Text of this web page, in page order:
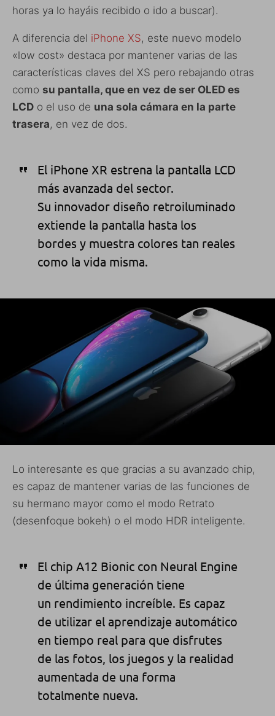
horas ya lo hayáis recibido o ido a buscar).
A diferencia del iPhone XS, este nuevo modelo
«low cost» destaca por mantener varias de las
características claves del XS pero rebajando otras
como su pantalla, que en vez de ser OLED es
LCD o el uso de una sola cámara en la parte
trasera, en vez de dos.
El iPhone XR estrena la pantalla LCD
más avanzada del sector.
Su innovador diseño retroiluminado
extiende la pantalla hasta los
bordes y muestra colores tan reales
como la vida misma.
Lo interesante es que gracias a su avanzado chip,
es capaz de mantener varias de las funciones de
su hermano mayor como el modo Retrato
(desenfoque bokeh) o el modo HDR inteligente.
El chip A12 Bionic con Neural Engine
de última generación tiene
un rendimiento increíble. Es capaz
de utilizar el aprendizaje automático
en tiempo real para que disfrutes
de las fotos, los juegos y la realidad
aumentada de una forma
totalmente nueva.